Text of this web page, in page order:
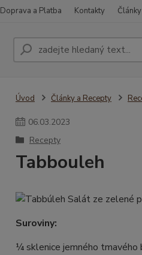
Doprava a Platba Kontakty
Úvod Články a Recepty
06.03.2023
Recepty
Tabbouleh
Suroviny:
¼ sklenice jemného tmavého